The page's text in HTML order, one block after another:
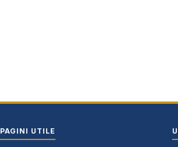
PAGINI UTILE